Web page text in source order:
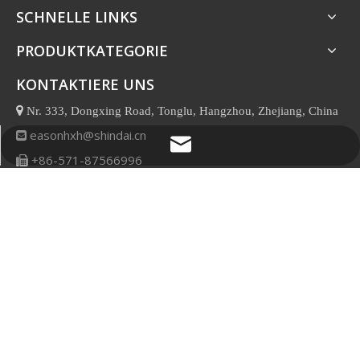
SCHNELLE LINKS
PRODUKTKATEGORIE
KONTAKTIERE UNS
 Nr. 333, Dongxing Road, Tonglu, Hangzhou, Zhejiang, China
 easonhxh@shindai.cn
 +86-571-87566996
easonhxh@shindai.cn